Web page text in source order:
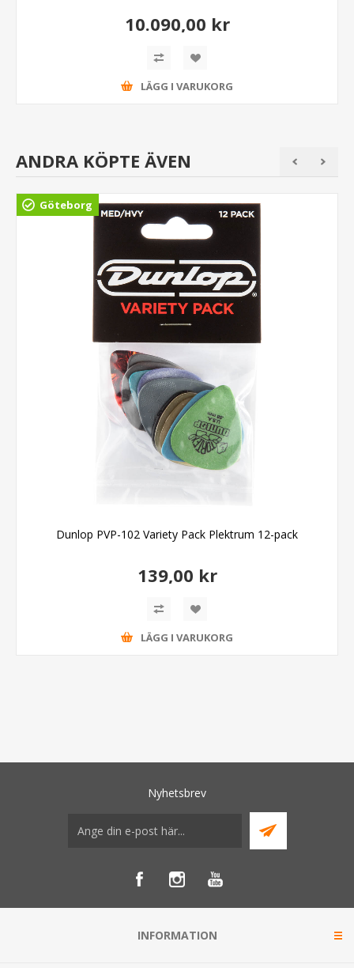
10.090,00 kr
LÄGG I VARUKORG
ANDRA KÖPTE ÄVEN
Göteborg
Dunlop PVP-102 Variety Pack Plektrum 12-pack
139,00 kr
LÄGG I VARUKORG
Nyhetsbrev
INFORMATION